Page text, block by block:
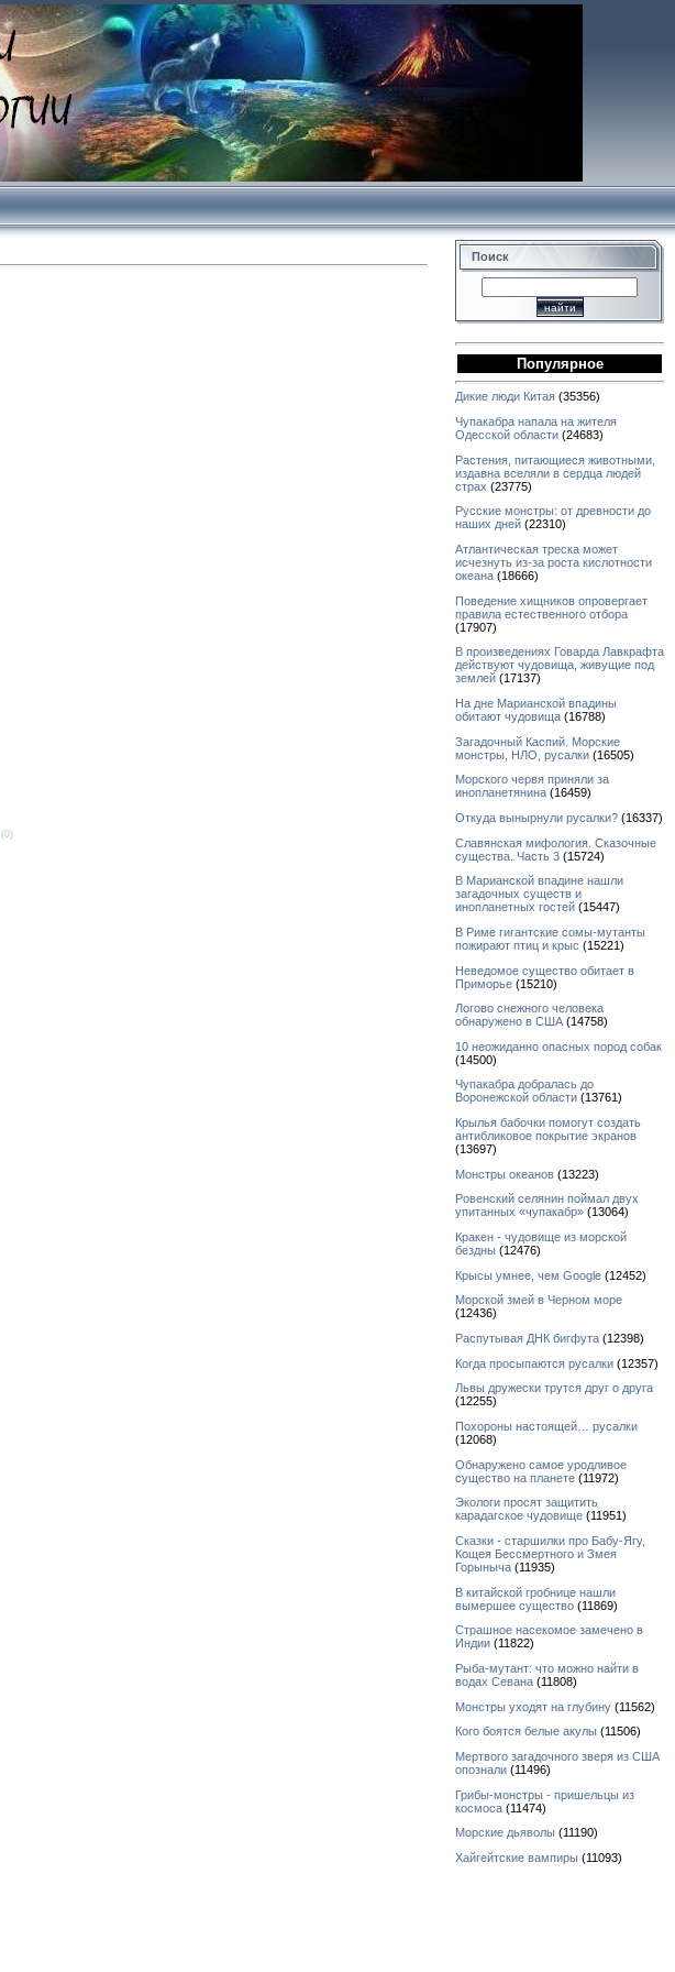
(0)
Поиск
Популярное
Дикие люди Китая (35356)
Чупакабра напала на жителя
Одесской области (24683)
Растения, питающиеся животными,
издавна вселяли в сердца людей
страх (23775)
Русские монстры: от древности до
наших дней (22310)
Атлантическая треска может
исчезнуть из-за роста кислотности
океана (18666)
Поведение хищников опровергает
правила естественного отбора
(17907)
В произведениях Говарда Лавкрафта
действуют чудовища, живущие под
землей (17137)
На дне Марианской впадины
обитают чудовища (16788)
Загадочный Каспий. Морские
монстры, НЛО, русалки (16505)
Морского червя приняли за
инопланетянина (16459)
Откуда вынырнули русалки? (16337)
Славянская мифология. Сказочные
существа. Часть 3 (15724)
В Марианской впадине нашли
загадочных существ и
инопланетных гостей (15447)
В Риме гигантские сомы-мутанты
пожирают птиц и крыс (15221)
Неведомое существо обитает в
Приморье (15210)
Логово снежного человека
обнаружено в США (14758)
10 неожиданно опасных пород собак
(14500)
Чупакабра добралась до
Воронежской области (13761)
Крылья бабочки помогут создать
антибликовое покрытие экранов
(13697)
Монстры океанов (13223)
Ровенский селянин поймал двух
упитанных «чупакабр» (13064)
Кракен - чудовище из морской
бездны (12476)
Крысы умнее, чем Google (12452)
Морской змей в Черном море
(12436)
Распутывая ДНК бигфута (12398)
Когда просыпаются русалки (12357)
Львы дружески трутся друг о друга
(12255)
Похороны настоящей… русалки
(12068)
Обнаружено самое уродливое
существо на планете (11972)
Экологи просят защитить
карадагское чудовище (11951)
Сказки - старшилки про Бабу-Ягу,
Кощея Бессмертного и Змея
Горыныча (11935)
В китайской гробнице нашли
вымершее существо (11869)
Страшное насекомое замечено в
Индии (11822)
Рыба-мутант: что можно найти в
водах Севана (11808)
Монстры уходят на глубину (11562)
Кого боятся белые акулы (11506)
Мертвого загадочного зверя из США
опознали (11496)
Грибы-монстры - пришельцы из
космоса (11474)
Морские дьяволы (11190)
Хайгейтские вампиры (11093)